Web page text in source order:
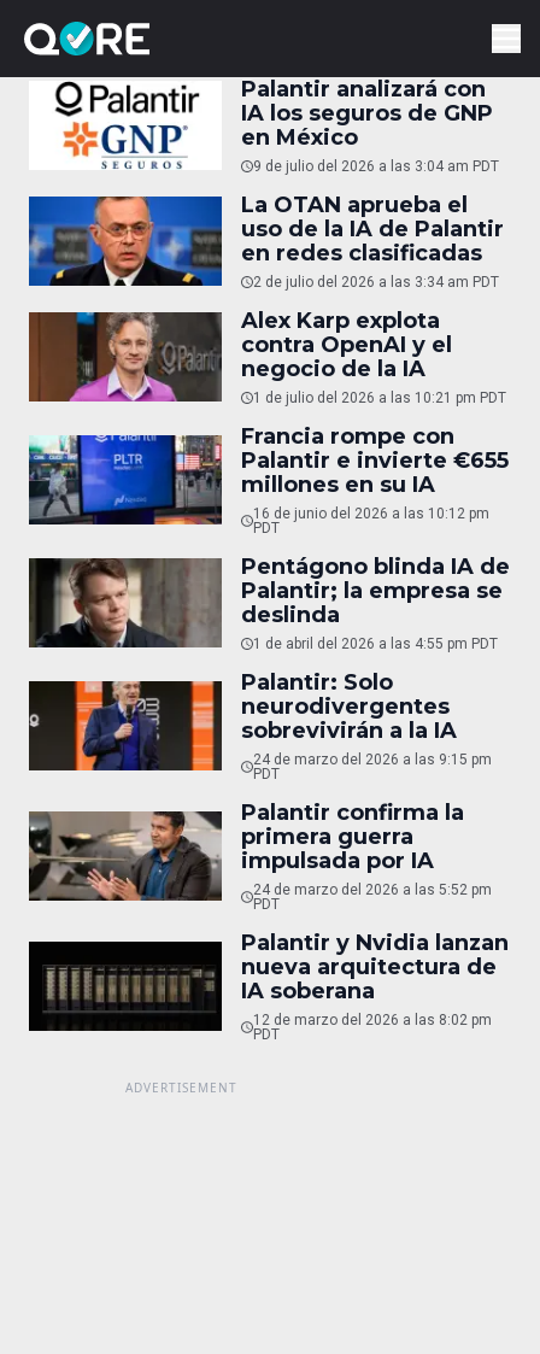
Palantir analizará con
IA los seguros de GNP
en México
9 de julio del 2026 a las 3:04 am PDT
La OTAN aprueba el
uso de la IA de Palantir
en redes clasificadas
2 de julio del 2026 a las 3:34 am PDT
Alex Karp explota
contra OpenAI y el
negocio de la IA
1 de julio del 2026 a las 10:21 pm PDT
Francia rompe con
Palantir e invierte €655
millones en su IA
16 de junio del 2026 a las 10:12 pm
PDT
Pentágono blinda IA de
Palantir; la empresa se
deslinda
1 de abril del 2026 a las 4:55 pm PDT
Palantir: Solo
neurodivergentes
sobrevivirán a la IA
24 de marzo del 2026 a las 9:15 pm
PDT
Palantir confirma la
primera guerra
impulsada por IA
24 de marzo del 2026 a las 5:52 pm
PDT
Palantir y Nvidia lanzan
nueva arquitectura de
IA soberana
12 de marzo del 2026 a las 8:02 pm
PDT